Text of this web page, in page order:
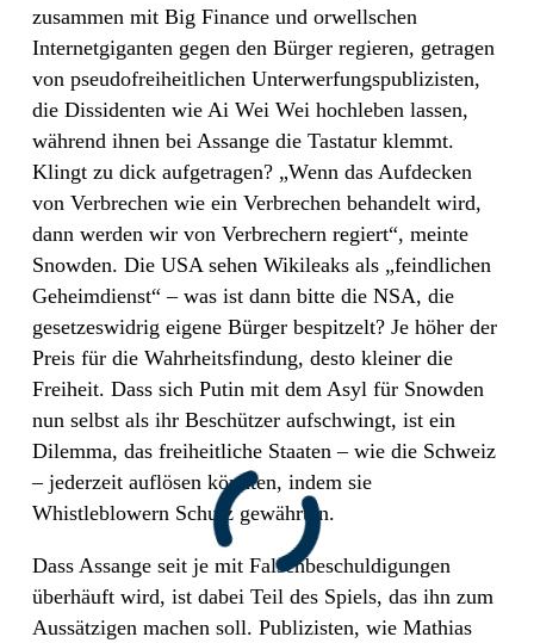
zusammen mit Big Finance und orwellschen
Internetgiganten gegen den Bürger regieren, getragen
von pseudofreiheitlichen Unterwerfungspublizisten,
die Dissidenten wie Ai Wei Wei hochleben lassen,
während ihnen bei Assange die Tastatur klemmt.
Klingt zu dick aufgetragen? „Wenn das Aufdecken
von Verbrechen wie ein Verbrechen behandelt wird,
dann werden wir von Verbrechern regiert“, meinte
Snowden. Die USA sehen Wikileaks als „feindlichen
Geheimdienst“ – was ist dann bitte die NSA, die
gesetzeswidrig eigene Bürger bespitzelt? Je höher der
Preis für die Wahrheitsfindung, desto kleiner die
Freiheit. Dass sich Putin mit dem Asyl für Snowden
nun selbst als ihr Beschützer aufschwingt, ist ein
Dilemma, das freiheitliche Staaten – wie die Schweiz
– jederzeit auflösen könnten, indem sie
Whistleblowern Schutz gewährten.
Dass Assange seit je mit Falschbeschuldigungen
überhäuft wird, ist dabei Teil des Spiels, das ihn zum
Aussätzigen machen soll. Publizisten, wie Mathias